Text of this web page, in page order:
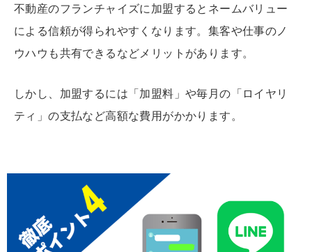
不動産のフランチャイズに加盟するとネームバリュー
による信頼が得られやすくなります。集客や仕事のノ
ウハウも共有できるなどメリットがあります。
しかし、加盟するには「加盟料」や毎月の「ロイヤリ
ティ」の支払など高額な費用がかかります。